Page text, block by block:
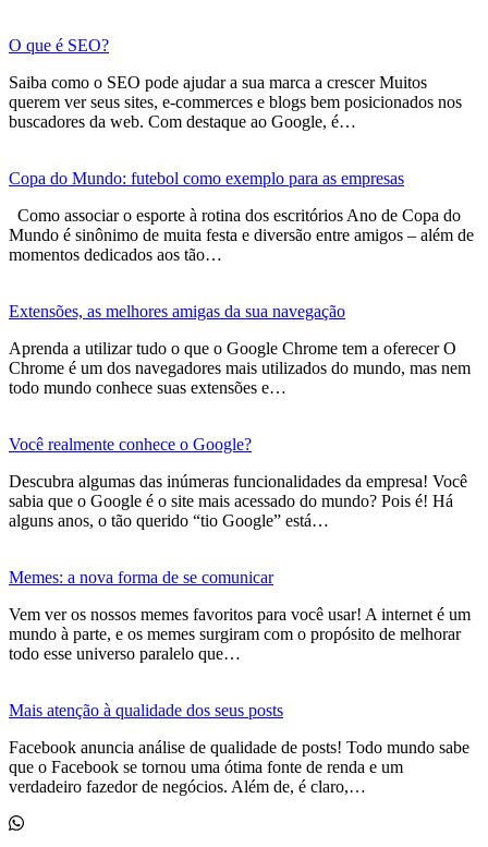
O que é SEO?
Saiba como o SEO pode ajudar a sua marca a crescer Muitos
querem ver seus sites, e-commerces e blogs bem posicionados nos
buscadores da web. Com destaque ao Google, é…
Copa do Mundo: futebol como exemplo para as empresas
Como associar o esporte à rotina dos escritórios Ano de Copa do
Mundo é sinônimo de muita festa e diversão entre amigos – além de
momentos dedicados aos tão…
Extensões, as melhores amigas da sua navegação
Aprenda a utilizar tudo o que o Google Chrome tem a oferecer O
Chrome é um dos navegadores mais utilizados do mundo, mas nem
todo mundo conhece suas extensões e…
Você realmente conhece o Google?
Descubra algumas das inúmeras funcionalidades da empresa! Você
sabia que o Google é o site mais acessado do mundo? Pois é! Há
alguns anos, o tão querido “tio Google” está…
Memes: a nova forma de se comunicar
Vem ver os nossos memes favoritos para você usar! A internet é um
mundo à parte, e os memes surgiram com o propósito de melhorar
todo esse universo paralelo que…
Mais atenção à qualidade dos seus posts
Facebook anuncia análise de qualidade de posts! Todo mundo sabe
que o Facebook se tornou uma ótima fonte de renda e um
verdadeiro fazedor de negócios. Além de, é claro,…